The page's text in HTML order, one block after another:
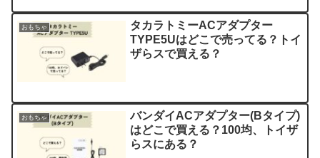
おもちゃ
タカラトミーACアダプター
TYPE5Uはどこで売ってる？トイ
ザらスで買える？
おもちゃ
バンダイACアダプター(Bタイプ)
はどこで買える？100均、トイザ
らスにある？